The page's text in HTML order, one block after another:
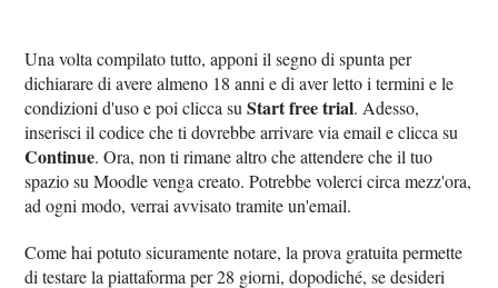
Una volta compilato tutto, apponi il segno di spunta per
dichiarare di avere almeno 18 anni e di aver letto i termini e le
condizioni d'uso e poi clicca suStart free trial. Adesso,
inserisci il codice che ti dovrebbe arrivare via email e clicca su
Continue. Ora, non ti rimane altro che attendere che il tuo
spazio su Moodle venga creato. Potrebbe volerci circa mezz'ora,
ad ogni modo, verrai avvisato tramite un'email.
Come hai potuto sicuramente notare, la prova gratuita permette
di testare la piattaforma per 28 giorni, dopodiché, se desideri